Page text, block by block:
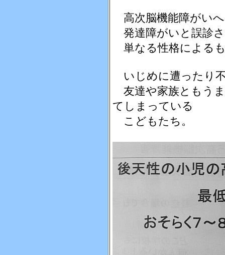
高次脳機能障がい
発達障がいと誤診
単なる性格による
いじめに遭ったり
友達や家族ともう
てしまっている
こどもたち。